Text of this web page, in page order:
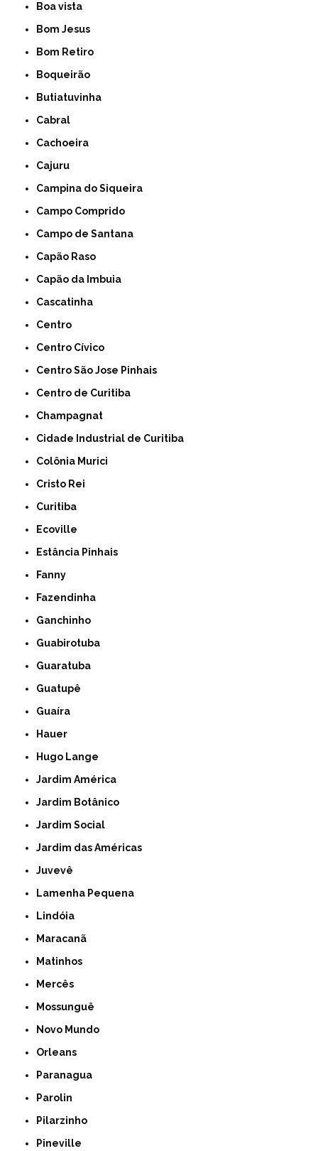
Boa vista
Bom Jesus
Bom Retiro
Boqueirão
Butiatuvinha
Cabral
Cachoeira
Cajuru
Campina do Siqueira
Campo Comprido
Campo de Santana
Capão Raso
Capão da Imbuia
Cascatinha
Centro
Centro Cívico
Centro São Jose Pinhais
Centro de Curitiba
Champagnat
Cidade Industrial de Curitiba
Colônia Murici
Cristo Rei
Curitiba
Ecoville
Estância Pinhais
Fanny
Fazendinha
Ganchinho
Guabirotuba
Guaratuba
Guatupê
Guaíra
Hauer
Hugo Lange
Jardim América
Jardim Botânico
Jardim Social
Jardim das Américas
Juvevê
Lamenha Pequena
Lindóia
Maracanã
Matinhos
Mercês
Mossunguê
Novo Mundo
Orleans
Paranagua
Parolin
Pilarzinho
Pineville